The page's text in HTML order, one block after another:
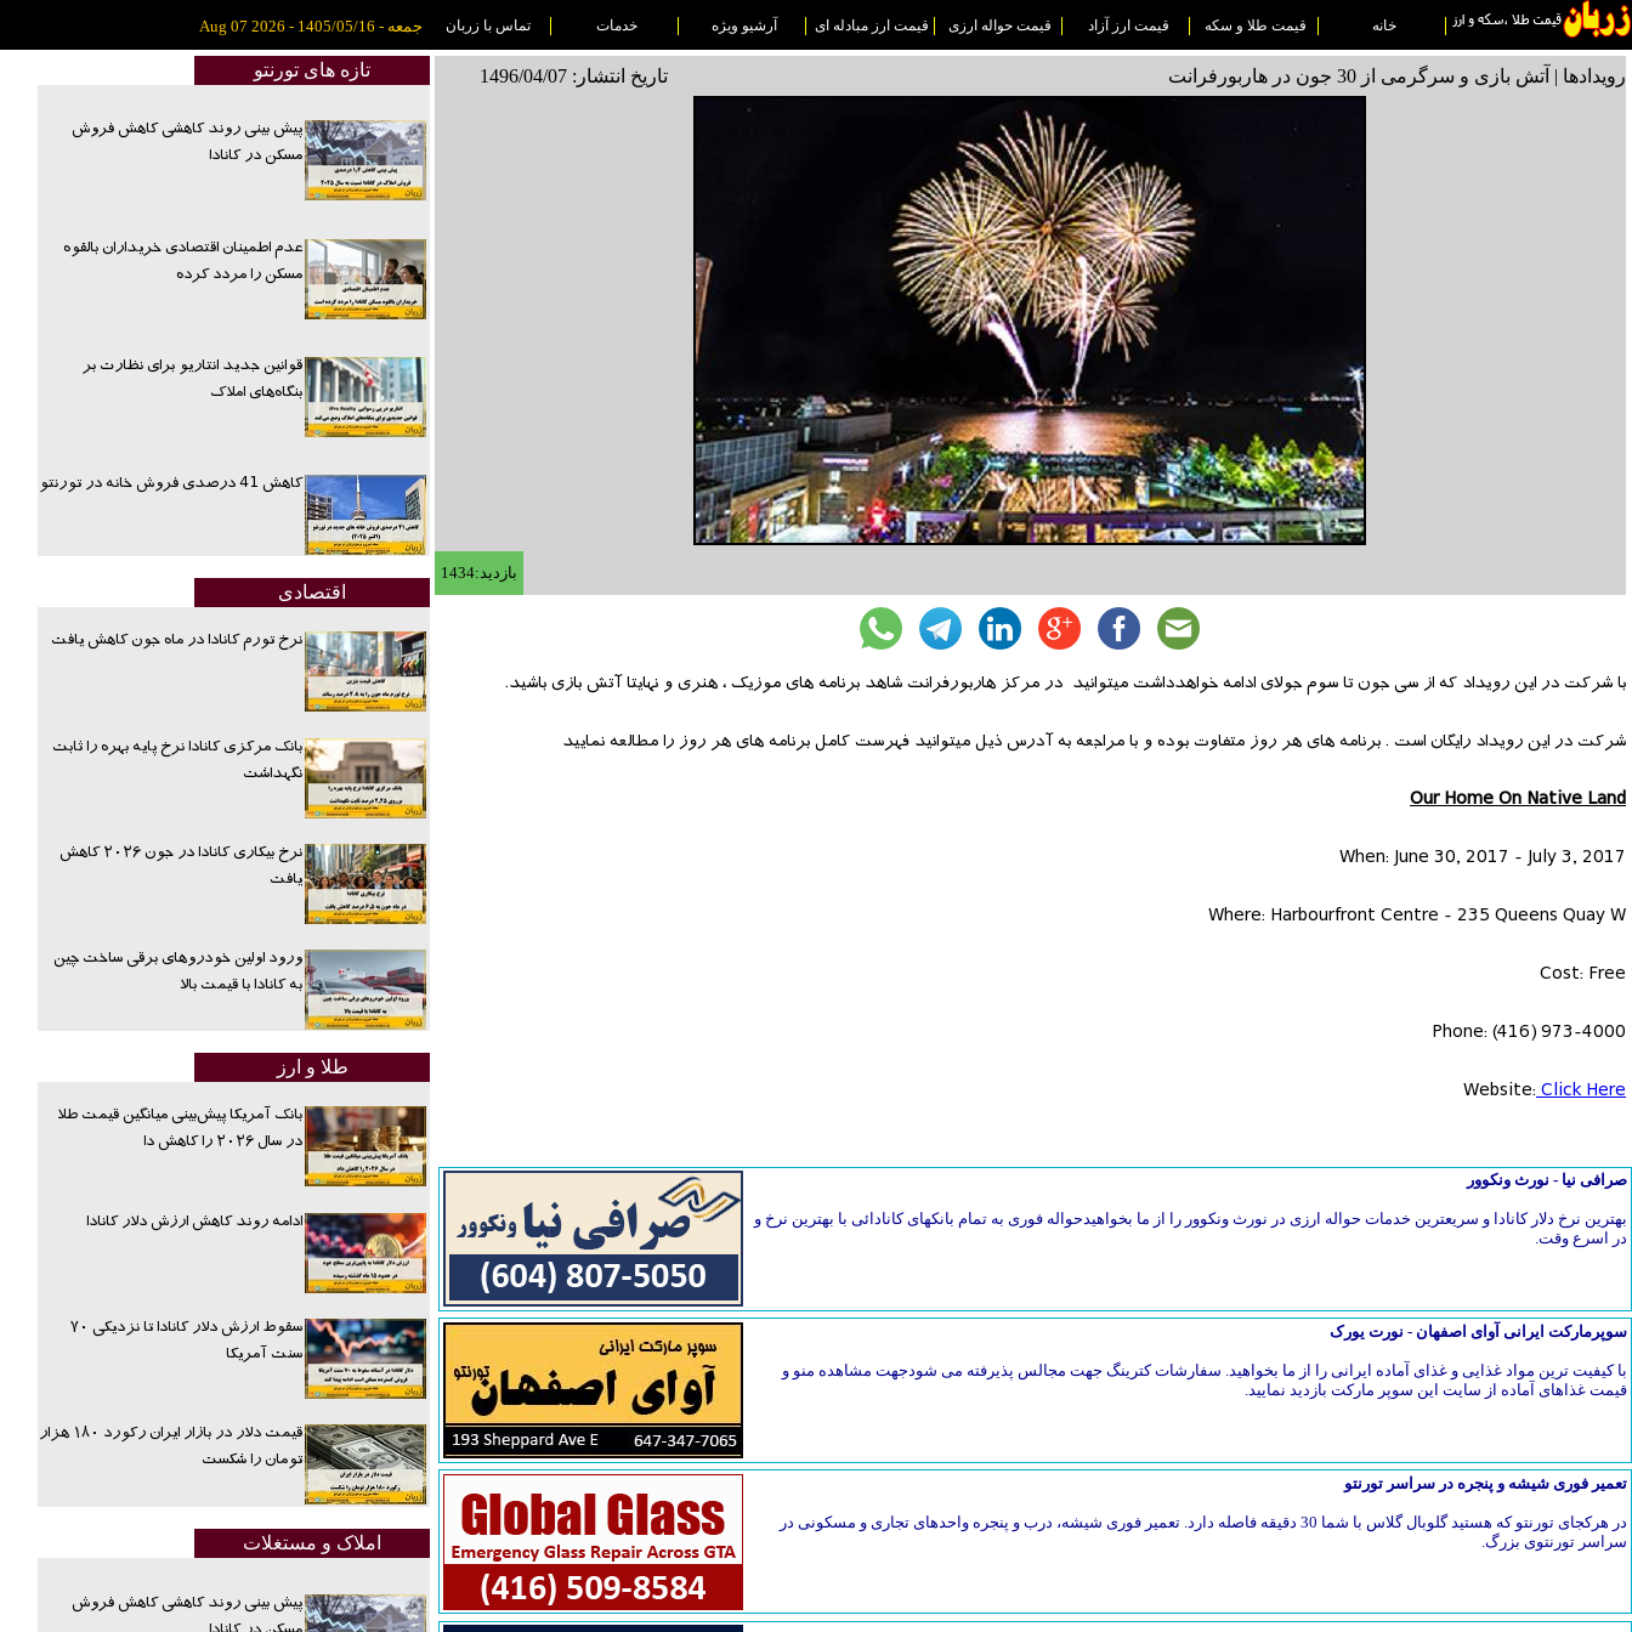
خانه قیمت طلا و سکه قیمت ارز آزاد قیمت حواله ارزی قیمت ارز مبادله ای آرشیو ویژه خدمات تماس با زربان جمعه - 1405/05/16 - Aug 07 2026
رویدادها | آتش بازی و سرگرمی از 30 جون در هاربورفرانت تاریخ انتشار: 1496/04/07
بازدید:1434
با شرکت در این رویداد که از سی جون تا سوم جولای ادامه خواهدداشت میتوانید در مرکز هاربورفرانت شاهد برنامه های موزیک ، هنری و نهایتا آتش بازی باشید.
شرکت در این رویداد رایگان است . برنامه های هر روز متفاوت بوده و با مراجعه به آدرس ذیل میتوانید فهرست کامل برنامه های هر روز را مطالعه نمایید
Our Home On Native Land
When: June 30, 2017 - July 3, 2017
Where: Harbourfront Centre - 235 Queens Quay W
Cost: Free
Phone: (416) 973-4000
Website:Click Here
صرافی نیا - نورث ونکوور
بهترین نرخ دلار کانادا و سریعترین خدمات حواله ارزی در نورث ونکوور را از ما بخواهیدحواله فوری به تمام بانکهای کانادائی با بهترین نرخ و
در اسرع وقت.
سوپرمارکت ایرانی آوای اصفهان - نورت یورک
با کیفیت ترین مواد غذایی و غذای آماده ایرانی را از ما بخواهید. سفارشات کترینگ جهت مجالس پذیرفته می شودجهت مشاهده منو و
قیمت غذاهای آماده از سایت این سوپر مارکت بازدید نمایید.
تعمیر فوری شیشه و پنجره در سراسر تورنتو
در هرکجای تورنتو که هستید گلوبال گلاس با شما 30 دقیقه فاصله دارد. تعمیر فوری شیشه، درب و پنجره واحدهای تجاری و مسکونی در
سراسر تورنتوی بزرگ.
تازه های تورنتو
پیش بینی روند کاهشی کاهش فروش
مسکن در کانادا
عدم اطمینان اقتصادی خریداران بالقوه
مسکن را مردد کرده
قوانین جدید انتاریو برای نظارت بر
بنگاه‌های املاک
کاهش 41 درصدی فروش خانه در تورنتو
اقتصادی
نرخ تورم کانادا در ماه جون کاهش یافت
بانک مرکزی کانادا نرخ پایه بهره را ثابت
نگهداشت
نرخ بیکاری کانادا در جون ۲۰۲۶ کاهش
یافت
ورود اولین خودروهای برقی ساخت چین
به کانادا با قیمت بالا
طلا و ارز
بانک آمریکا پیش‌بینی میانگین قیمت طلا
در سال ۲۰۲۶ را کاهش دا
ادامه روند کاهش ارزش دلار کانادا
سقوط ارزش دلار کانادا تا نزدیکی ۷۰
سنت آمریکا
قیمت دلار در بازار ایران رکورد ۱۸۰ هزار
تومان را شکست
املاک و مستغلات
پیش بینی روند کاهشی کاهش فروش